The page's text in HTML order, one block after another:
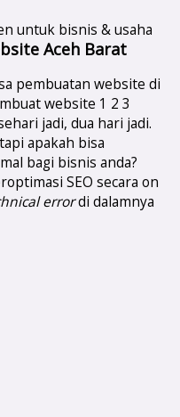
Aceh Barat
pembuatan website di
website 1 2 3
jadi, dua hari jadi.
apakah bisa
bagi bisnis anda?
SEO secara on
errordi dalamnya